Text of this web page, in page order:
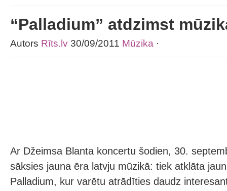
“Palladium” atdzimst
Autors Rīts.lv 30/09/2011 Mūzika ·
Ar Džeimsa Blanta koncertu šodien, 30.
sāksies jauna ēra latvju mūzikā: tiek atklāta
Palladium, kur varētu atrādīties daudz